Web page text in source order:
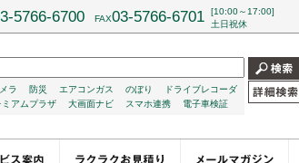
5766-6700 FAX03-5766-6701
[10:00～17:00]
土日祝休
ラ 防災 エアコンガス のぼり
ドライブレコーダ
ミアムプラザ 大画面ナビ スマホ連携 電子車検証